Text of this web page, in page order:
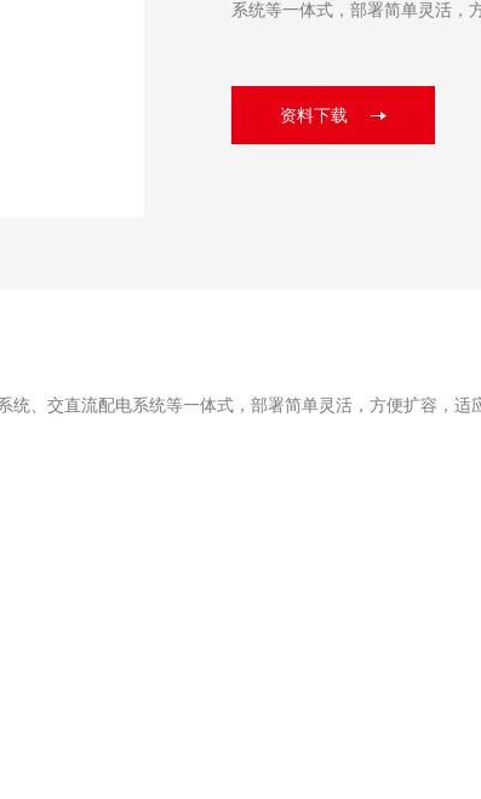
系统等一体式，部署简单灵活，
资料下载
、交直流配电系统等一体式，部署简单灵活，方便扩容，适